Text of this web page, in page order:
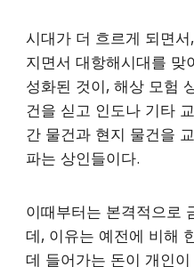
시대가 더 흐르게 되면
지면서 대항해시대를 맞
성화된 것이, 해상 모험
건을 싣고 인도나 기타
간 물건과 현지 물건을
파는 상인들이다.
이때부터는 본격적으로
데, 이유는 예전에 비해
데 들어가는 돈이 개인